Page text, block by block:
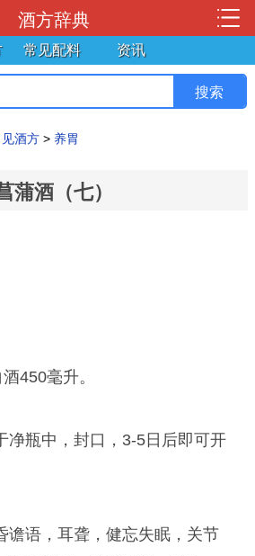
酒方辞典
常见配料 资讯
酒方 > 养胃
蒲酒（七）
450毫升。
净瓶中，封口，3-5日后即可开
谵语，耳聋，健忘失眠，关节